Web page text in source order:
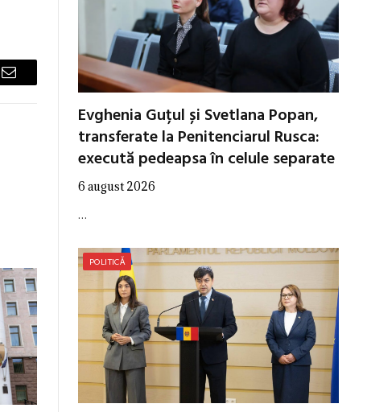
Email
Evghenia Guțul și Svetlana Popan,
transferate la Penitenciarul Rusca:
execută pedeapsa în celule separate
6 august 2026
…
POLITICĂ